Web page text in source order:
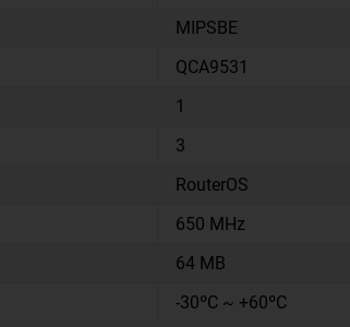
MIPSBE
QCA9531
1
3
RouterOS
650 MHz
64 MB
-30ºC ~ +60ºC